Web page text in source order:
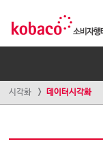
시각화 데이터시각화